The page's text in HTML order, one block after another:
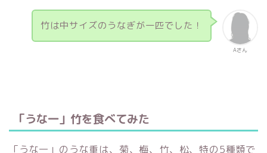
Aさん
竹は中サイズのうなぎが一匹でした！
「うな一」竹を食べてみた
「うな一」のうな重は、菊、梅、竹、松、特の5種類で